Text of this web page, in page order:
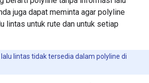
juga dapat meminta agar polyline
lintas untuk rute dan untuk setiap
lintas tidak tersedia dalam polyline di